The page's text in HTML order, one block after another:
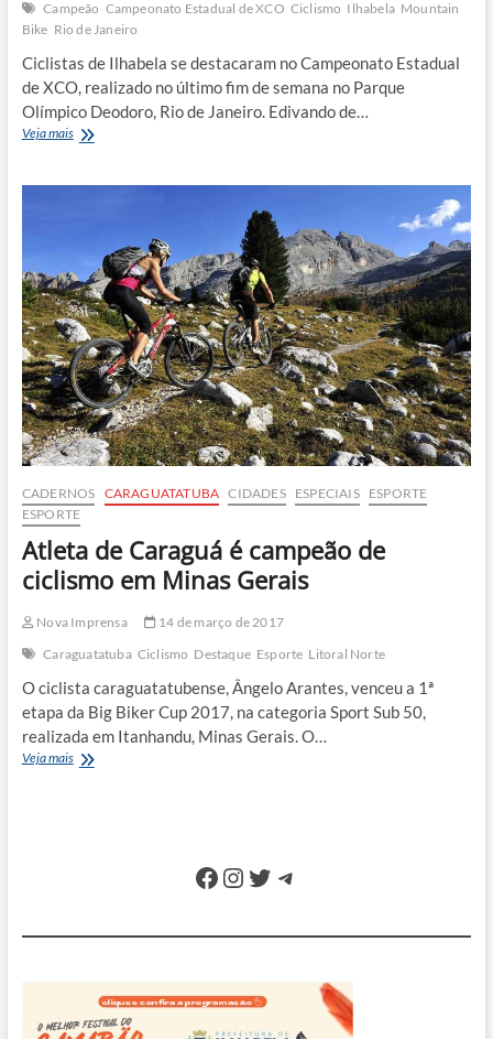
Campeão Campeonato Estadual de XCO Ciclismo Ilhabela Mountain
Bike Rio de Janeiro
Ciclistas de Ilhabela se destacaram no Campeonato Estadual
de XCO, realizado no último fim de semana no Parque
Olímpico Deodoro, Rio de Janeiro. Edivando de…
Veja maisCiclistas
sobem
campeonato
no
Rio
de
Janeiro
CADERNOS CARAGUATATUBA CIDADES ESPECIAIS
ESPORTE
ESPORTE
Atleta de Caraguá é campeão de
ciclismo em Minas Gerais
Nova Imprensa
14 de março de 2017
Caraguatatuba Ciclismo Destaque Esporte Litoral Norte
O ciclista caraguatatubense, Ângelo Arantes, venceu a 1ª
etapa da Big Biker Cup 2017, na categoria Sport Sub 50,
realizada em Itanhandu, Minas Gerais. O…
Veja maisAtleta
Gerais
Facebook
Instagram
Twitter
Telegram